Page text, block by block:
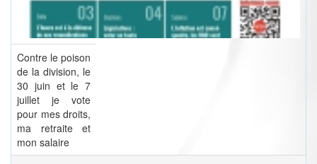
Contre le poison
de la division, le
30 juin et le 7
juillet je vote
pour mes droits,
ma retraite et
mon salaire